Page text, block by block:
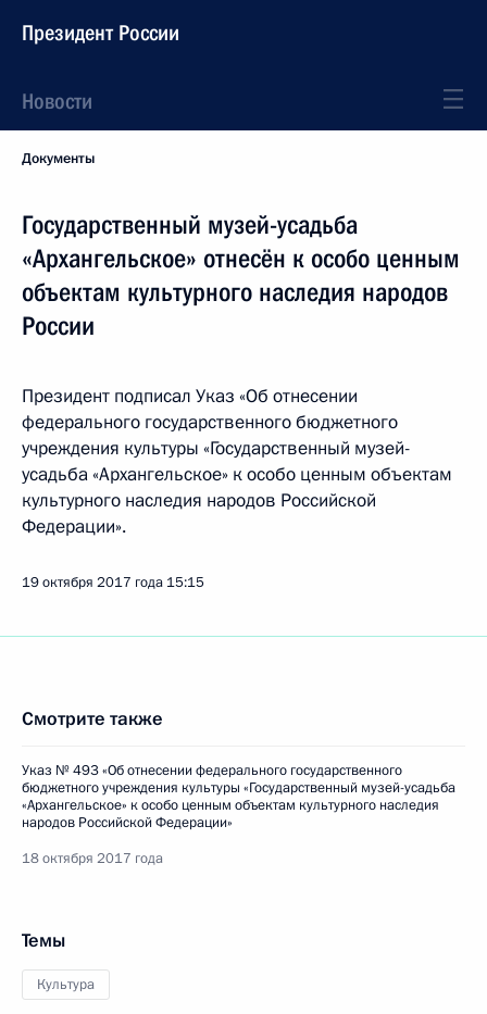
Президент России
Новости
Документы
Государственный музей-усадьба
«Архангельское» отнесён к особо ценным
объектам культурного наследия народов
России
Президент подписал Указ «Об отнесении
федерального государственного бюджетного
учреждения культуры «Государственный музей-
усадьба «Архангельское» к особо ценным объектам
культурного наследия народов Российской
Федерации».
19 октября 2017 года 15:15
Смотрите также
Указ № 493 «Об отнесении федерального государственного
бюджетного учреждения культуры «Государственный музей-усадьба
«Архангельское» к особо ценным объектам культурного наследия
народов Российской Федерации»
18 октября 2017 года
Темы
Культура